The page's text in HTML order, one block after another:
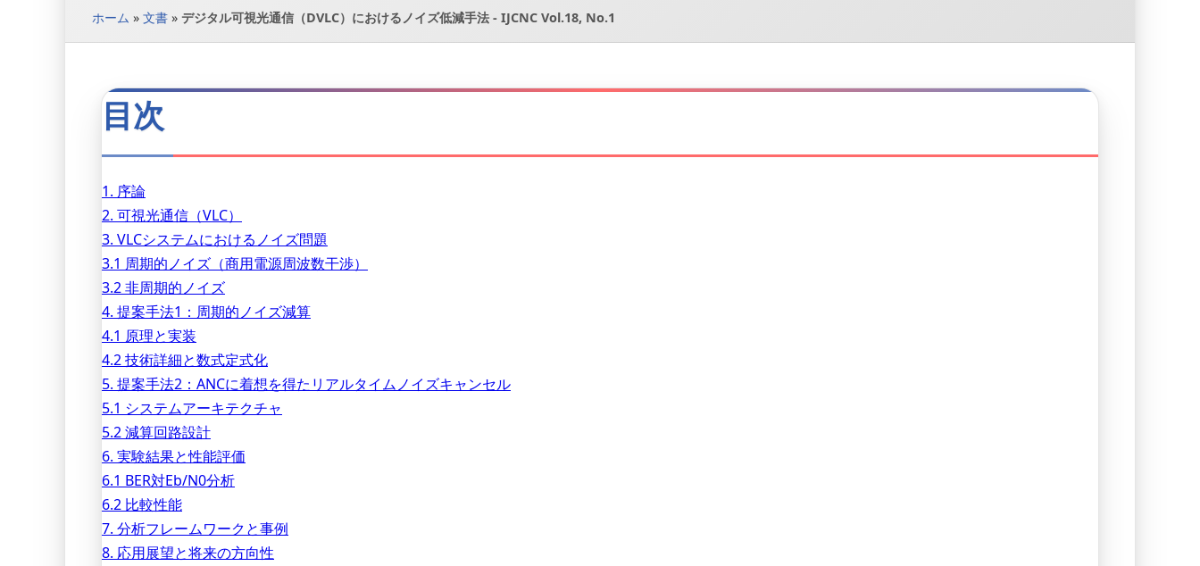
ホーム » 文書 » デジタル可視光通信（DVLC）におけるノイズ低減手法 - IJCNC Vol.18, No.1
目次
1. 序論
2. 可視光通信（VLC）
3. VLCシステムにおけるノイズ問題
3.1 周期的ノイズ（商用電源周波数干渉）
3.2 非周期的ノイズ
4. 提案手法1：周期的ノイズ減算
4.1 原理と実装
4.2 技術詳細と数式定式化
5. 提案手法2：ANCに着想を得たリアルタイムノイズキャンセル
5.1 システムアーキテクチャ
5.2 減算回路設計
6. 実験結果と性能評価
6.1 BER対Eb/N0分析
6.2 比較性能
7. 分析フレームワークと事例
8. 応用展望と将来の方向性